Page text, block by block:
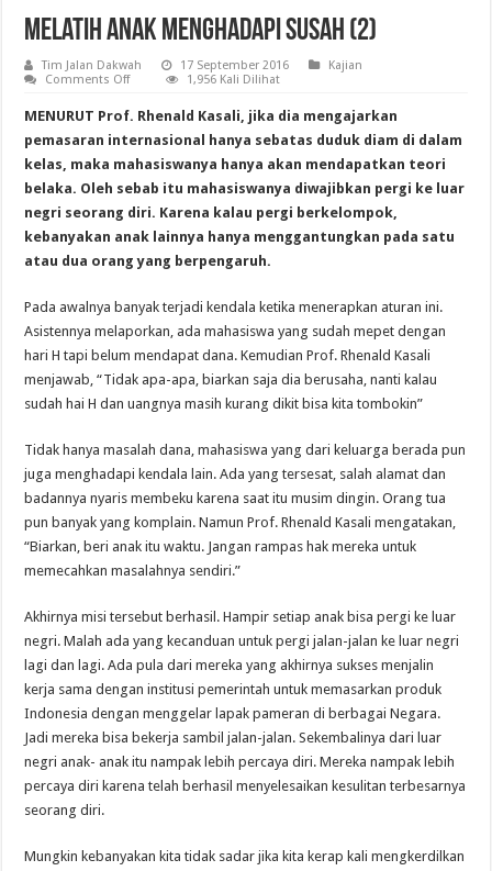
Melatih Anak Menghadapi Susah (2)
Tim Jalan Dakwah 17 September 2016
Kajian
Comments Offon
Anak
Menghadapi
Susah
1,956 Kali Dilihat
MENURUT Prof. Rhenald Kasali, jika dia mengajarkan
pemasaran internasional hanya sebatas duduk diam di dalam
kelas, maka mahasiswanya hanya akan mendapatkan teori
belaka. Oleh sebab itu mahasiswanya diwajibkan pergi ke luar
negri seorang diri. Karena kalau pergi berkelompok,
kebanyakan anak lainnya hanya menggantungkan pada satu
atau dua orang yang berpengaruh.
Pada awalnya banyak terjadi kendala ketika menerapkan aturan ini.
Asistennya melaporkan, ada mahasiswa yang sudah mepet dengan
hari H tapi belum mendapat dana. Kemudian Prof. Rhenald Kasali
menjawab, “Tidak apa-apa, biarkan saja dia berusaha, nanti kalau
sudah hai H dan uangnya masih kurang dikit bisa kita tombokin”
Tidak hanya masalah dana, mahasiswa yang dari keluarga berada pun
juga menghadapi kendala lain. Ada yang tersesat, salah alamat dan
badannya nyaris membeku karena saat itu musim dingin. Orang tua
pun banyak yang komplain. Namun Prof. Rhenald Kasali mengatakan,
“Biarkan, beri anak itu waktu. Jangan rampas hak mereka untuk
memecahkan masalahnya sendiri.”
Akhirnya misi tersebut berhasil. Hampir setiap anak bisa pergi ke luar
negri. Malah ada yang kecanduan untuk pergi jalan-jalan ke luar negri
lagi dan lagi. Ada pula dari mereka yang akhirnya sukses menjalin
kerja sama dengan institusi pemerintah untuk memasarkan produk
Indonesia dengan menggelar lapak pameran di berbagai Negara.
Jadi mereka bisa bekerja sambil jalan-jalan. Sekembalinya dari luar
negri anak- anak itu nampak lebih percaya diri. Mereka nampak lebih
percaya diri karena telah berhasil menyelesaikan kesulitan terbesarnya
seorang diri.
Mungkin kebanyakan kita tidak sadar jika kita kerap kali mengkerdilkan